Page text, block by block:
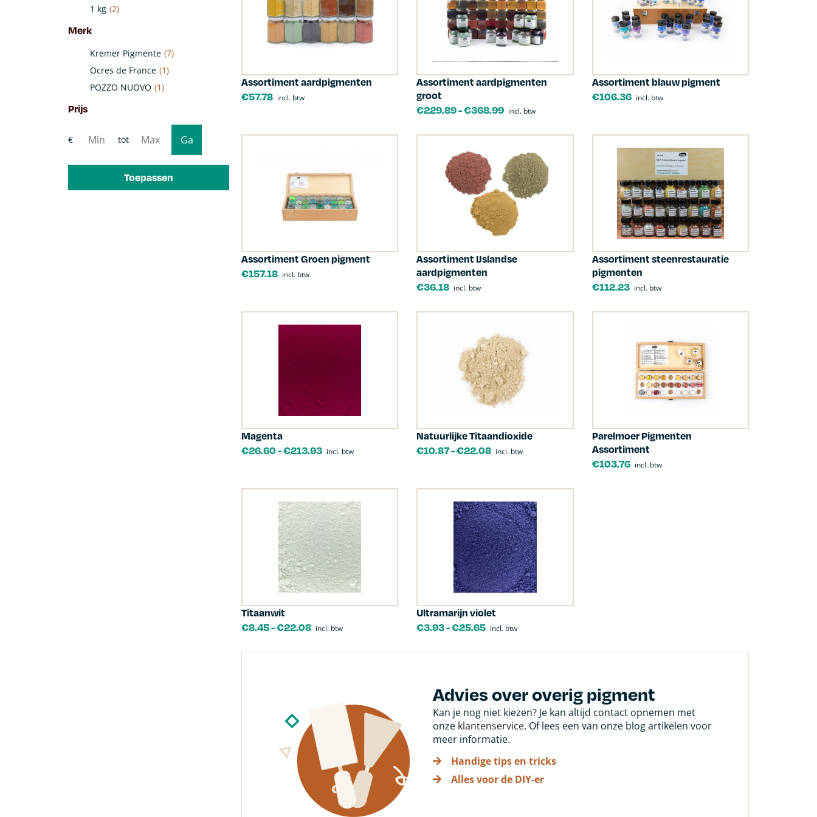
1 kg (2)
Merk
Kremer Pigmente (7)
Ocres de France (1)
POZZO NUOVO (1)
Prijs
Toepassen
Assortiment aardpigmenten
€57.78 incl. btw
Assortiment aardpigmenten
groot
€229.89-€368.99 incl. btw
Assortiment blauw pigment
€106.36 incl. btw
Assortiment Groen pigment
€157.18 incl. btw
Assortiment IJslandse
aardpigmenten
€36.18 incl. btw
Assortiment steenrestauratie
pigmenten
€112.23 incl. btw
Magenta
€26.60-€213.93 incl. btw
Natuurlijke Titaandioxide
€10.87-€22.08 incl. btw
Parelmoer Pigmenten
Assortiment
€103.76 incl. btw
Titaanwit
€8.45-€22.08 incl. btw
Ultramarijn violet
€3.93-€25.65 incl. btw
Advies over overig pigment
Kan je nog niet kiezen? Je kan altijd contact opnemen met
onze klantenservice. Of lees een van onze blog artikelen voor
meer informatie.
Handige tips en tricks
Alles voor de DIY-er